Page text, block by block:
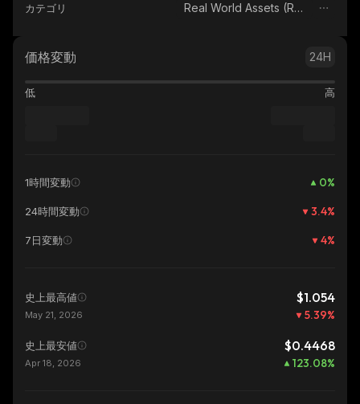
カテゴリ Real World Assets (RWA)
価格変動 24H
低 高
1時間変動 0%
24時間変動 3.4%
7日変動 4%
史上最高値 $1.054
May 21, 2026 5.39%
史上最安値 $0.4468
Apr 18, 2026 123.08%